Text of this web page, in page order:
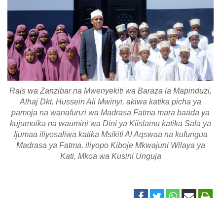
Rais wa Zanzibar na Mwenyekiti wa Baraza la Mapinduzi,
Alhaj Dkt. Hussein Ali Mwinyi, akiwa katika picha ya
pamoja na wanafunzi wa Madrasa Fatma mara baada ya
kujumuika na waumini wa Dini ya Kiislamu katika Sala ya
Ijumaa iliyosaliwa katika Msikiti Al Aqswaa na kufungua
Madrasa ya Fatma, iliyopo Kiboje Mkwajuni Wilaya ya
Kati, Mkoa wa Kusini Unguja